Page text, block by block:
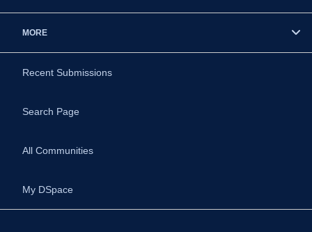
MORE
Recent Submissions
Search Page
All Communities
My DSpace